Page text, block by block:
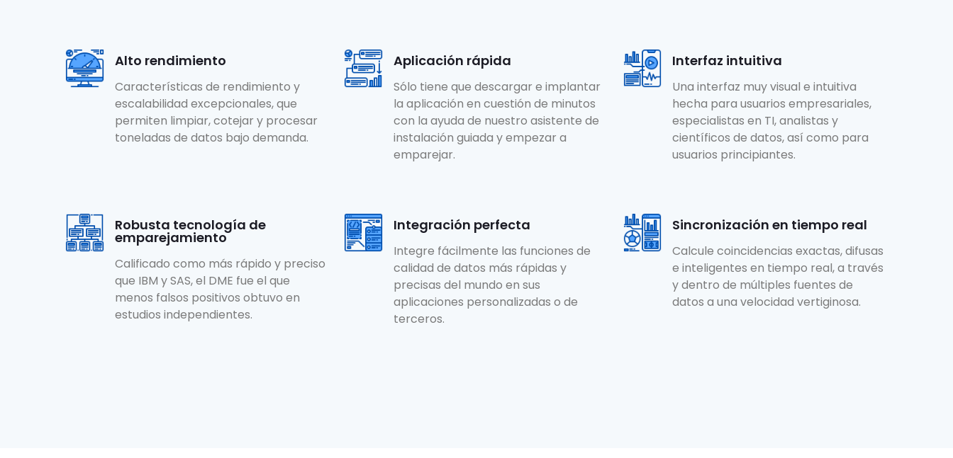
Alto rendimiento
Características de rendimiento y
escalabilidad excepcionales, que
permiten limpiar, cotejar y procesar
toneladas de datos bajo demanda.
Aplicación rápida
Sólo tiene que descargar e implantar
la aplicación en cuestión de minutos
con la ayuda de nuestro asistente de
instalación guiada y empezar a
emparejar.
Interfaz intuitiva
Una interfaz muy visual e intuitiva
hecha para usuarios empresariales,
especialistas en TI, analistas y
científicos de datos, así como para
usuarios principiantes.
Robusta tecnología de
emparejamiento
Calificado como más rápido y preciso
que IBM y SAS, el DME fue el que
menos falsos positivos obtuvo en
estudios independientes.
Integración perfecta
Integre fácilmente las funciones de
calidad de datos más rápidas y
precisas del mundo en sus
aplicaciones personalizadas o de
terceros.
Sincronización en tiempo real
Calcule coincidencias exactas, difusas
e inteligentes en tiempo real, a través
y dentro de múltiples fuentes de
datos a una velocidad vertiginosa.